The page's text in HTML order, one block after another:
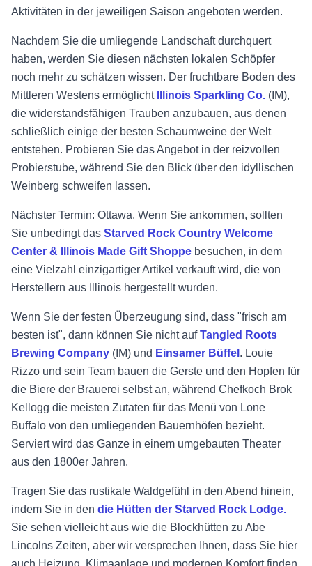
Aktivitäten in der jeweiligen Saison angeboten werden.
Nachdem Sie die umliegende Landschaft durchquert
haben, werden Sie diesen nächsten lokalen Schöpfer
noch mehr zu schätzen wissen. Der fruchtbare Boden des
Mittleren Westens ermöglicht
Illinois Sparkling Co. (IM),
die widerstandsfähigen Trauben anzubauen, aus denen
schließlich einige der besten Schaumweine der Welt
entstehen. Probieren Sie das Angebot in der reizvollen
Probierstube, während Sie den Blick über den idyllischen
Weinberg schweifen lassen.
Nächster Termin: Ottawa. Wenn Sie ankommen, sollten
Sie unbedingt das Starved Rock Country Welcome
Center & Illinois Made Gift Shoppe besuchen, in dem
eine Vielzahl einzigartiger Artikel verkauft wird, die von
Herstellern aus Illinois hergestellt wurden.
Wenn Sie der festen Überzeugung sind, dass "frisch am
besten ist", dann können Sie nicht aufTangled Roots
Brewing Company (IM) und Einsamer Büffel . Louie
Rizzo und sein Team bauen die Gerste und den Hopfen für
die Biere der Brauerei selbst an, während Chefkoch Brok
Kellogg die meisten Zutaten für das Menü von Lone
Buffalo von den umliegenden Bauernhöfen bezieht.
Serviert wird das Ganze in einem umgebauten Theater
aus den 1800er Jahren.
Tragen Sie das rustikale Waldgefühl in den Abend hinein,
indem Sie in den die Hütten der Starved Rock Lodge.
Sie sehen vielleicht aus wie die Blockhütten zu Abe
Lincolns Zeiten, aber wir versprechen Ihnen, dass Sie hier
auch Heizung, Klimaanlage und modernen Komfort finden.